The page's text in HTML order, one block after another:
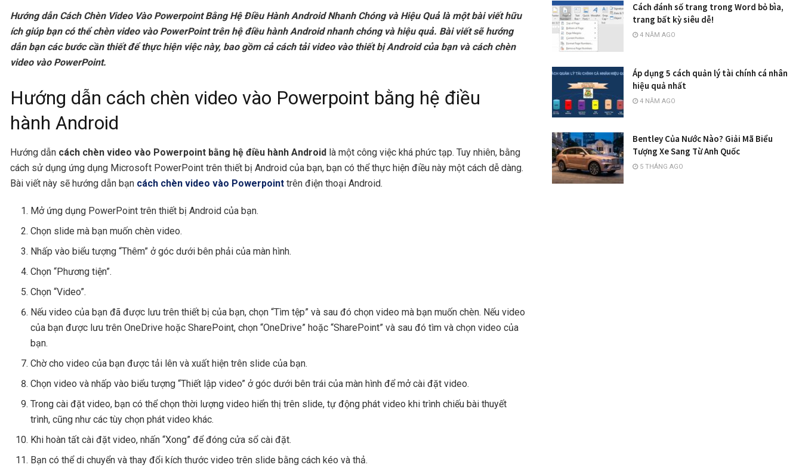
Hướng dẫn Cách Chèn Video Vào Powerpoint Bằng Hệ Điều Hành Android Nhanh Chóng và Hiệu Quả là một bài viết hữu
ích giúp bạn có thể chèn video vào PowerPoint trên hệ điều hành Android nhanh chóng và hiệu quả. Bài viết sẽ hướng
dẫn bạn các bước cần thiết để thực hiện việc này, bao gồm cả cách tải video vào thiết bị Android của bạn và cách chèn
video vào PowerPoint.
Hướng dẫn cách chèn video vào Powerpoint bằng hệ điều
hành Android
Hướng dẫn cách chèn video vào Powerpoint bằng hệ điều hành Android là một công việc khá phức tạp. Tuy nhiên, bằng
cách sử dụng ứng dụng Microsoft PowerPoint trên thiết bị Android của bạn, bạn có thể thực hiện điều này một cách dễ dàng.
Bài viết này sẽ hướng dẫn bạn cách chèn video vào Powerpoint trên điện thoại Android.
Mở ứng dụng PowerPoint trên thiết bị Android của bạn.
Chọn slide mà bạn muốn chèn video.
Nhấp vào biểu tượng “Thêm” ở góc dưới bên phải của màn hình.
Chọn “Phương tiện”.
Chọn “Video”.
Nếu video của bạn đã được lưu trên thiết bị của bạn, chọn “Tìm tệp” và sau đó chọn video mà bạn muốn chèn. Nếu video
của bạn được lưu trên OneDrive hoặc SharePoint, chọn “OneDrive” hoặc “SharePoint” và sau đó tìm và chọn video của
bạn.
Chờ cho video của bạn được tải lên và xuất hiện trên slide của bạn.
Chọn video và nhấp vào biểu tượng “Thiết lập video” ở góc dưới bên trái của màn hình để mở cài đặt video.
Trong cài đặt video, bạn có thể chọn thời lượng video hiển thị trên slide, tự động phát video khi trình chiếu bài thuyết
trình, cũng như các tùy chọn phát video khác.
Khi hoàn tất cài đặt video, nhấn “Xong” để đóng cửa sổ cài đặt.
Bạn có thể di chuyển và thay đổi kích thước video trên slide bằng cách kéo và thả.
Cách đánh số trang trong Word bỏ bìa,
trang bất kỳ siêu dễ!
4 NĂM AGO
Áp dụng 5 cách quản lý tài chính cá nhân
hiệu quả nhất
4 NĂM AGO
Bentley Của Nước Nào? Giải Mã Biểu
Tượng Xe Sang Từ Anh Quốc
5 THÁNG AGO